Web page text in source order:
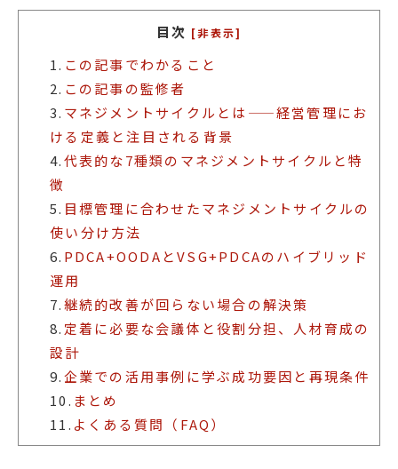
目次 [非表示]
1. この記事でわかること
2. この記事の監修者
3. マネジメントサイクルとは——経営管理にお
ける定義と注目される背景
4.代表的な7種類のマネジメントサイクルと特
徴
5. 目標管理に合わせたマネジメントサイクルの
使い分け方法
6. PDCA+OODAとVSG+PDCAのハイブリッド
運用
7.継続的改善が回らない場合の解決策
8. 定着に必要な会議体と役割分担、人材育成の
設計
9.企業での活用事例に学ぶ成功要因と再現条件
10. まとめ
11. よくある質問（FAQ）